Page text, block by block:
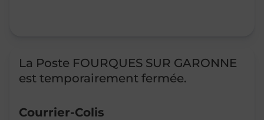
La Poste FOURQUES SUR GARONNE
est temporairement fermée.
Courrier-Colis